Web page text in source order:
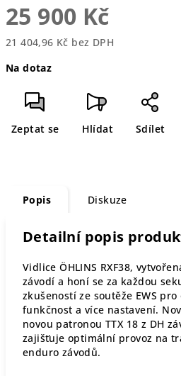
25 900 Kč
21 404,96 Kč bez DPH
cena:
Na dotaz
Zeptat se Hlídat Sdílet
Popis Diskuze
Detailní popis
Vidlice ÖHLINS RXF38,
závodí a honí se za každou
zkušeností ze soutěže EWS
funkčnost a více nastavení.
novou patronou TTX 18 z DH
zajišťuje optimální provoz na
enduro závodů.